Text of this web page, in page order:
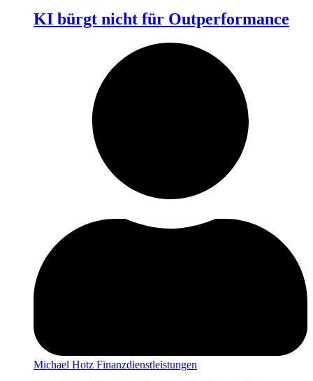
KI bürgt nicht für Outperformance
Michael Hotz Finanzdienstleistungen